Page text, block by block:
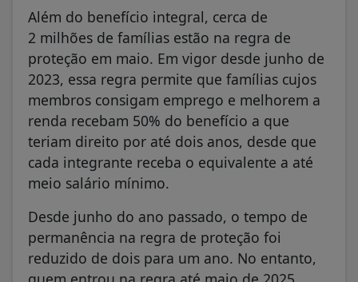
Além do benefício integral, cerca de
2 milhões de famílias estão na regra de
proteção em maio. Em vigor desde junho de
2023, essa regra permite que famílias cujos
membros consigam emprego e melhorem a
renda recebam 50% do benefício a que
teriam direito por até dois anos, desde que
cada integrante receba o equivalente a até
meio salário mínimo.
Desde junho do ano passado, o tempo de
permanência na regra de proteção foi
reduzido de dois para um ano. No entanto,